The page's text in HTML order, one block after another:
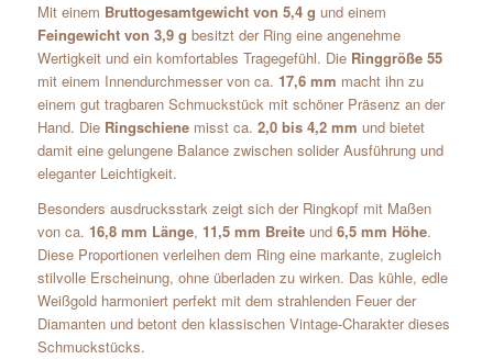
Mit einem Bruttogesamtgewicht von 5,4 g und einem
Feingewicht von 3,9 g besitzt der Ring eine angenehme
Wertigkeit und ein komfortables Tragegefühl. Die Ringgröße 55
mit einem Innendurchmesser von ca. 17,6 mm macht ihn zu
einem gut tragbaren Schmuckstück mit schöner Präsenz an der
Hand. Die Ringschienemisst ca. 2,0 bis 4,2 mm und bietet
damit eine gelungene Balance zwischen solider Ausführung und
eleganter Leichtigkeit.
Besonders ausdrucksstark zeigt sich der Ringkopf mit Maßen
von ca. 16,8 mm Länge, 11,5 mm Breiteund 6,5 mm Höhe.
Diese Proportionen verleihen dem Ring eine markante, zugleich
stilvolle Erscheinung, ohne überladen zu wirken. Das kühle, edle
Weißgold harmoniert perfekt mit dem strahlenden Feuer der
Diamanten und betont den klassischen Vintage-Charakter dieses
Schmuckstücks.